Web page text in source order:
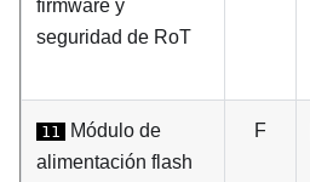
firmware y
seguridad de RoT
11
Módulo de
alimentación flash
F